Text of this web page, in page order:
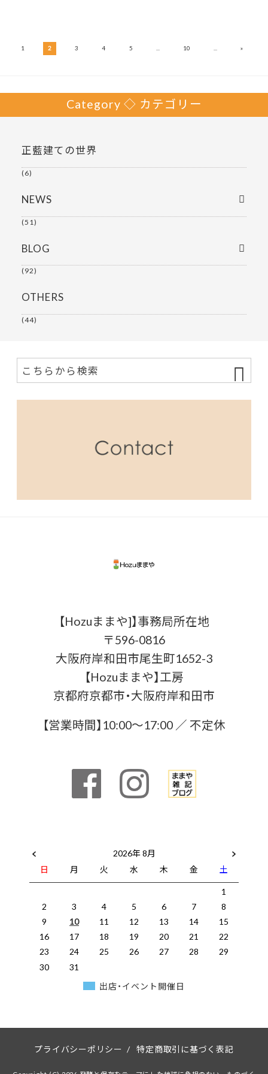
1 2 3 4 5 ... 10 ... »
Category ◇ カテゴリー
正藍建ての世界
(6)
NEWS
(51)
BLOG
(92)
OTHERS
(44)
【Hozuままや]】事務局所在地
〒596-0816
大阪府岸和田市尾生町1652-3
【Hozuままや】工房
京都府京都市・大阪府岸和田市
【営業時間】10:00〜17:00 ／ 不定休
2026年 8月
日
月 火 水 木 金
土
1
2
3 4 5 6 7
8
9
10 11 12 13 14
15
16
17 18 19 20 21
22
23
24 25 26 27 28
29
30
31
出店・イベント開催日
プライバシーポリシー / 特定商取引に基づく表記